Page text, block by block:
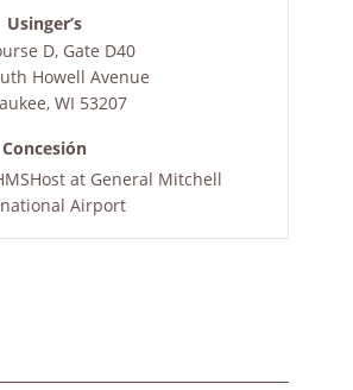
Usinger’s
D, Gate D40
Howell Avenue
,WI 53207
Concesión
at General Mitchell
Airport